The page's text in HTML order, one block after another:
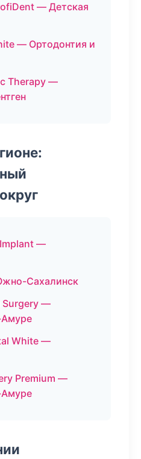
— Детская
— Ортодонтия и
Therapy —
—
Сахалинск
Surgery —
White —
Premium —